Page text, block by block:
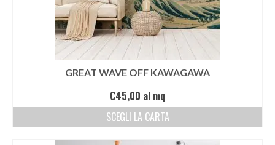
GREAT WAVE OFF KAWAGAWA
€45,00 al mq
SCEGLI LA CARTA